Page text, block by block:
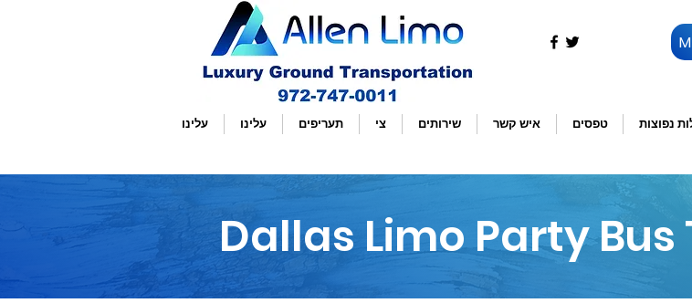
עלינו עלינו תעריפים צי שירותים איש קשר טפסים נפוצות
Dallas Limo Party